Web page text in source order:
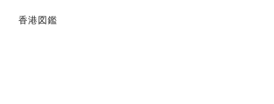
香港図鑑